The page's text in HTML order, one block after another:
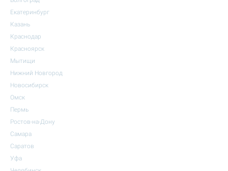
Екатеринбург
Казань
Краснодар
Красноярск
Мытищи
Нижний Новгород
Новосибирск
Омск
Пермь
Ростов-на-Дону
Самара
Саратов
Уфа